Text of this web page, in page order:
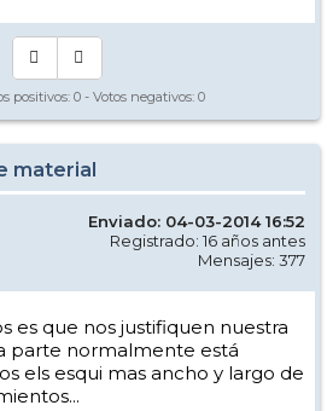
positivos: 0 - Votos negativos: 0
material
Enviado: 04-03-2014 16:52
Registrado: 16 años antes
Mensajes: 377
es que nos justifiquen nuestra
parte normalmente está
els esqui mas ancho y largo de